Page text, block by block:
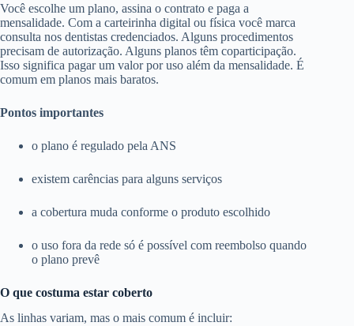
Você escolhe um plano, assina o contrato e paga a
mensalidade. Com a carteirinha digital ou física você marca
consulta nos dentistas credenciados. Alguns procedimentos
precisam de autorização. Alguns planos têm coparticipação.
Isso significa pagar um valor por uso além da mensalidade. É
comum em planos mais baratos.
Pontos importantes
o plano é regulado pela ANS
existem carências para alguns serviços
a cobertura muda conforme o produto escolhido
o uso fora da rede só é possível com reembolso quando
o plano prevê
O que costuma estar coberto
As linhas variam, mas o mais comum é incluir: